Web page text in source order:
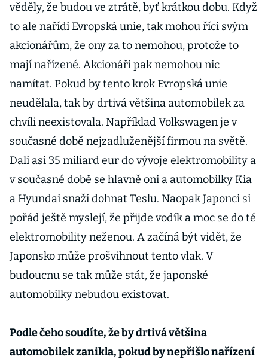
věděly, že budou ve ztrátě, byť krátkou dobu. Když
to ale nařídí Evropská unie, tak mohou říci svým
akcionářům, že ony za to nemohou, protože to
mají nařízené. Akcionáři pak nemohou nic
namítat. Pokud by tento krok Evropská unie
neudělala, tak by drtivá většina automobilek za
chvíli neexistovala. Například Volkswagen je v
současné době nejzadluženější firmou na světě.
Dali asi 35 miliard eur do vývoje elektromobility a
v současné době se hlavně oni a automobilky Kia
a Hyundai snaží dohnat Teslu. Naopak Japonci si
pořád ještě myslejí, že přijde vodík a moc se do té
elektromobility neženou. A začíná být vidět, že
Japonsko může prošvihnout tento vlak. V
budoucnu se tak může stát, že japonské
automobilky nebudou existovat.
Podle čeho soudíte, že by drtivá většina
automobilek zanikla, pokud by nepřišlo nařízení